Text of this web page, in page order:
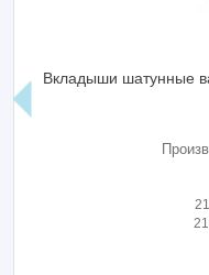
Вкладыши шатунные